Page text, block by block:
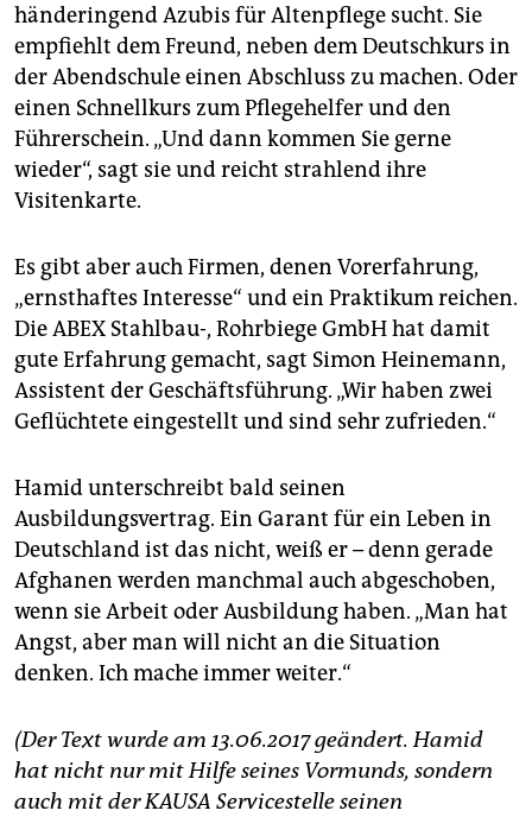
händeringend Azubis für Altenpflege sucht. Sie
empfiehlt dem Freund, neben dem Deutschkurs in
der Abendschule einen Abschluss zu machen. Oder
einen Schnellkurs zum Pflegehelfer und den
Führerschein. „Und dann kommen Sie gerne
wieder“, sagt sie und reicht strahlend ihre
Visitenkarte.
Es gibt aber auch Firmen, denen Vorerfahrung,
„ernsthaftes Interesse“ und ein Praktikum reichen.
Die ABEX Stahlbau-, Rohrbiege GmbH hat damit
gute Erfahrung gemacht, sagt Simon Heinemann,
Assistent der Geschäftsführung. „Wir haben zwei
Geflüchtete eingestellt und sind sehr zufrieden.“
Hamid unterschreibt bald seinen
Ausbildungsvertrag. Ein Garant für ein Leben in
Deutschland ist das nicht, weiß er – denn gerade
Afghanen werden manchmal auch abgeschoben,
wenn sie Arbeit oder Ausbildung haben. „Man hat
Angst, aber man will nicht an die Situation
denken. Ich mache immer weiter.“
(Der Text wurde am 13.06.2017 geändert. Hamid
hat nicht nur mit Hilfe seines Vormunds, sondern
auch mit der KAUSA Servicestelle seinen